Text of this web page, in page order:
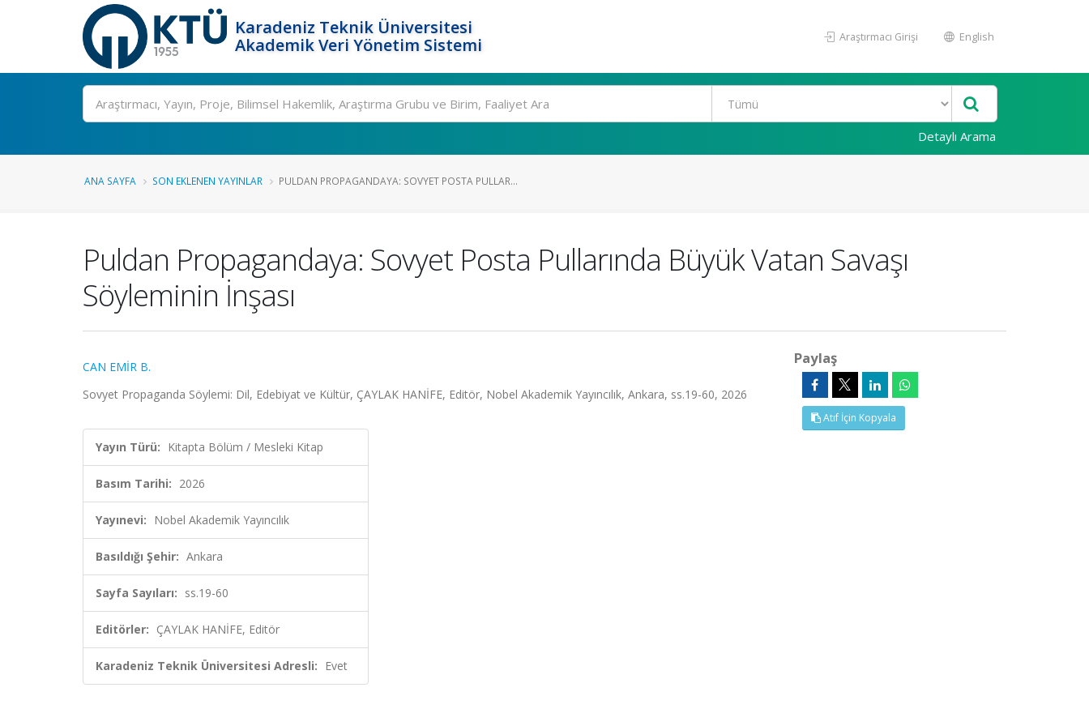
Karadeniz Teknik Üniversitesi
Akademik Veri Yönetim Sistemi
Araştırmacı Girişi English
Ara
Detaylı Arama
ANA SAYFA SON EKLENEN YAYINLAR PULDAN PROPAGANDAYA: SOVYET POSTA PULLAR...
Puldan Propagandaya: Sovyet Posta Pullarında Büyük Vatan Savaşı
Söyleminin İnşası
CAN EMİR B.
Sovyet Propaganda Söylemi: Dil, Edebiyat ve Kültür, ÇAYLAK HANİFE, Editör, Nobel Akademik Yayıncılık, Ankara, ss.19-60, 2026
Yayın Türü: Kitapta Bölüm / Mesleki Kitap
Basım Tarihi: 2026
Yayınevi: Nobel Akademik Yayıncılık
Basıldığı Şehir: Ankara
Sayfa Sayıları: ss.19-60
Editörler: ÇAYLAK HANİFE, Editör
Karadeniz Teknik Üniversitesi Adresli: Evet
Paylaş
Atıf İçin Kopyala